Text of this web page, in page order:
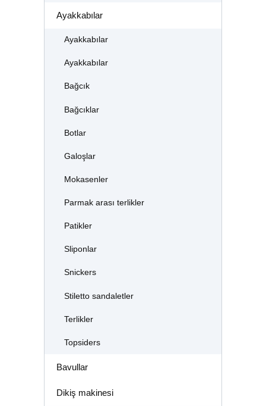
Ayakkabılar
Ayakkabılar
Ayakkabılar
Bağcık
Bağcıklar
Botlar
Galoşlar
Mokasenler
Parmak arası terlikler
Patikler
Sliponlar
Snickers
Stiletto sandaletler
Terlikler
Topsiders
Bavullar
Dikiş makinesi